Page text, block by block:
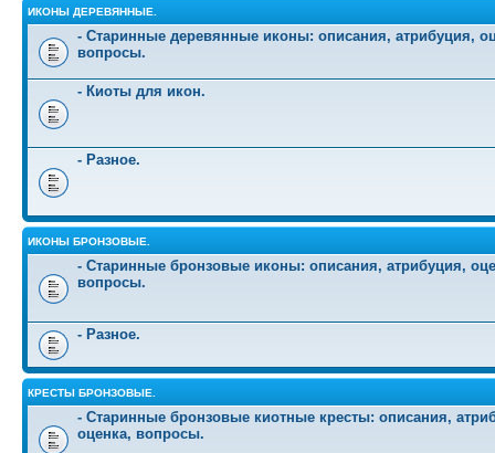
ИКОНЫ ДЕРЕВЯННЫЕ.
- Старинные деревянные иконы: описания, атрибуция,
вопросы.
- Киоты для икон.
- Разное.
ИКОНЫ БРОНЗОВЫЕ.
- Старинные бронзовые иконы: описания, атрибуция,
вопросы.
- Разное.
КРЕСТЫ БРОНЗОВЫЕ.
- Старинные бронзовые киотные кресты: описания,
оценка, вопросы.